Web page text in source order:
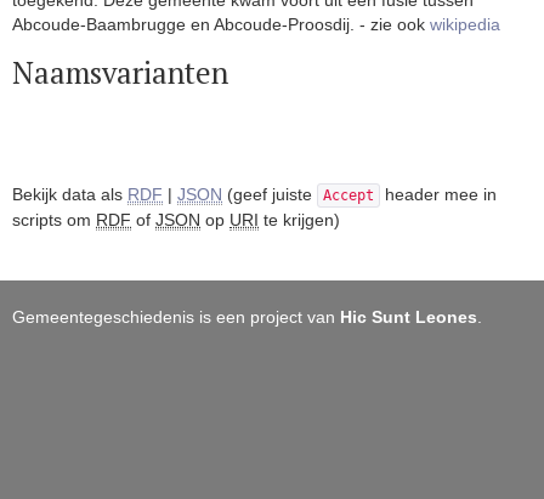
Abcoude-Baambrugge en Abcoude-Proosdij. - zie ook wikipedia
Naamsvarianten
Bekijk data als RDF | JSON (geef juiste Accept
header mee in
scripts om RDF of JSON op URI te krijgen)
Gemeentegeschiedenis is een project van Hic Sunt Leones.